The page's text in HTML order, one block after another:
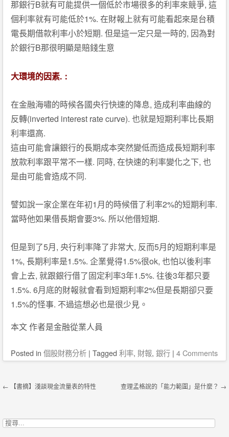
那銀行B就有可能提供一個低於市場很多的利率來競爭, 這
個利率就有可能低於1%. 在財報上就有可能看起來是台積
電長期借款利率小於短期. 但是這一定只是一時的, 因為對
於銀行B那很明顯是賠錢生意
大環境的因素.：
在金融海嘯的時候各國央行快速的降息, 造成利率曲線的
反轉(inverted interest rate curve). 也就是短期利率比長期
利率還高.
這由可能會讓銀行的長期成本突然變低而造成長短期利率
放款利率跟平常不一樣. 同時, 在快速的利率變化之下, 也
是由可能會造成不同 .
譬如說一家企業在年初1 月的時候借了利率2%的短期利率.
當時他如果借長期會要3%. 所以他借短期.
但是到了5月 , 央行利率降了非常大, 反而5月的短期利率是
1%, 長期利率是1.5%. 企業覺得1.5%很ok, 也怕以後利率
會上去, 就跟銀行借了固定利率3年1.5%. 往後3年都只要
1.5%. 6月底的財報就會看到短期利率2%但是長期卻只要
1.5%的怪事. 不過這想必也是很少見。
本文 作者是金融從業人員
Posted in 個股財務分析 | Tagged 利率, 財報, 銀行 | 4 Comments
← 【書摘】淺談現金流量表的特性 查理孟格說的「能力範圍」是什麼？ →
搜尋關鍵字: